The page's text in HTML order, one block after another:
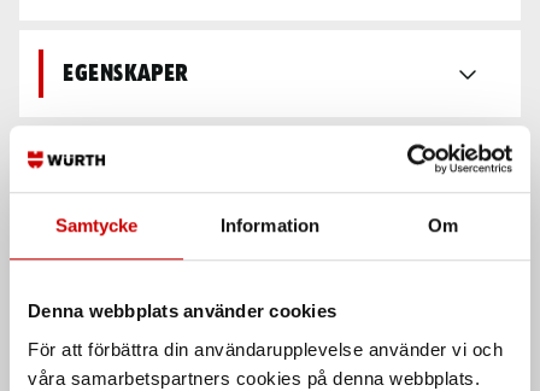
Samtycke Information Om
Denna webbplats använder cookies
För att förbättra din användarupplevelse använder vi och
våra samarbetspartners cookies på denna webbplats.
Egenskaper
Säkerhetsdatablad &
bruksanvisningar
Recensioner